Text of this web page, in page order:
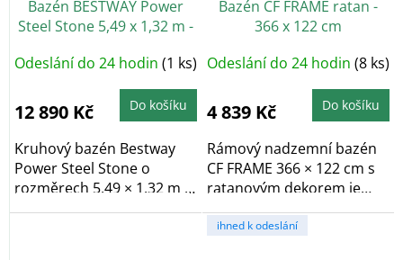
Bazén BESTWAY Power
Steel Stone 5,49 x 1,32 m -
Odeslání do 24 hodin (1 ks)
12 890 Kč Do košíku
Kruhový bazén Bestway
Power Steel Stone o
rozměrech 5,49 × 1,32 m a
objemu 26 000 l má...
Bazén CF FRAME ratan -
366 x 122 cm
Odeslání do 24 hodin (8 ks)
4 839 Kč Do košíku
Rámový nadzemní bazén
CF FRAME 366 × 122 cm s
ratanovým dekorem je
stabilní a odolný...
ihned k odeslání